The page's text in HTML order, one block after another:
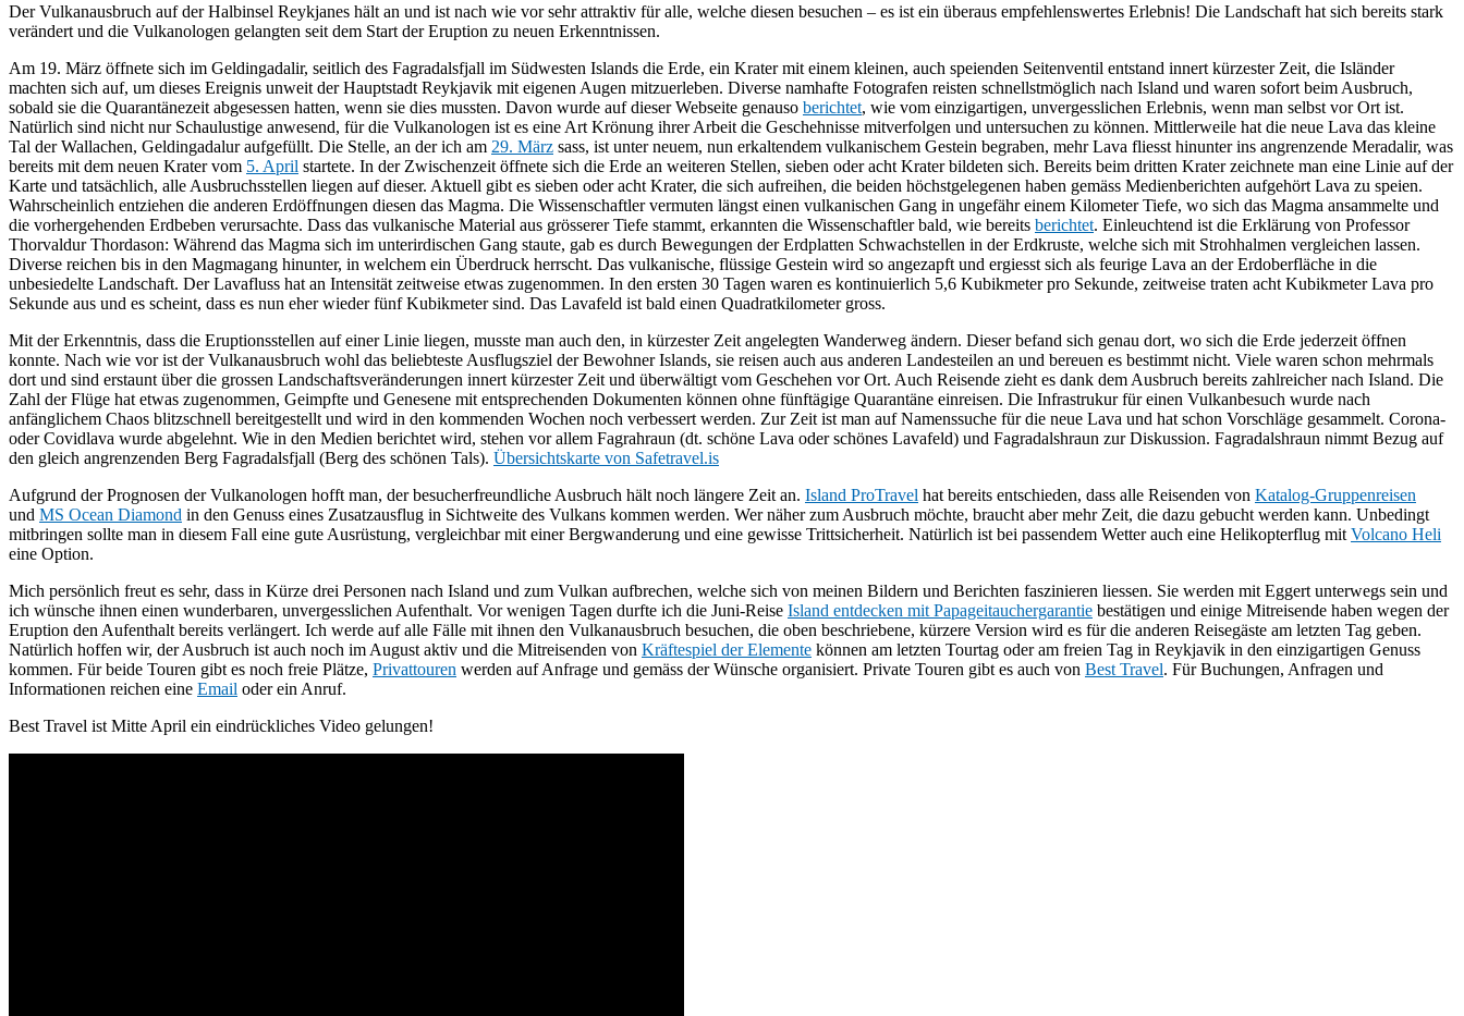
Der Vulkanausbruch auf der Halbinsel Reykjanes hält an und ist nach wie vor sehr attraktiv für alle, welche diesen besuchen – es ist ein überaus empfehlenswertes Erlebnis! Die Landschaft hat sich bereits stark
verändert und die Vulkanologen gelangten seit dem Start der Eruption zu neuen Erkenntnissen.
Am 19. März öffnete sich im Geldingadalir, seitlich des Fagradalsfjall im Südwesten Islands die Erde, ein Krater mit einem kleinen, auch speienden Seitenventil entstand innert kürzester Zeit, die Isländer
machten sich auf, um dieses Ereignis unweit der Hauptstadt Reykjavik mit eigenen Augen mitzuerleben. Diverse namhafte Fotografen reisten schnellstmöglich nach Island und waren sofort beim Ausbruch,
sobald sie die Quarantänezeit abgesessen hatten, wenn sie dies mussten. Davon wurde auf dieser Webseite genauso berichtet, wie vom einzigartigen, unvergesslichen Erlebnis, wenn man selbst vor Ort ist.
Natürlich sind nicht nur Schaulustige anwesend, für die Vulkanologen ist es eine Art Krönung ihrer Arbeit die Geschehnisse mitverfolgen und untersuchen zu können. Mittlerweile hat die neue Lava das kleine
Tal der Wallachen, Geldingadalur aufgefüllt. Die Stelle, an der ich am 29. März sass, ist unter neuem, nun erkaltendem vulkanischem Gestein begraben, mehr Lava fliesst hinunter ins angrenzende Meradalir, was
bereits mit dem neuen Krater vom 5. April startete. In der Zwischenzeit öffnete sich die Erde an weiteren Stellen, sieben oder acht Krater bildeten sich. Bereits beim dritten Krater zeichnete man eine Linie auf der
Karte und tatsächlich, alle Ausbruchsstellen liegen auf dieser. Aktuell gibt es sieben oder acht Krater, die sich aufreihen, die beiden höchstgelegenen haben gemäss Medienberichten aufgehört Lava zu speien.
Wahrscheinlich entziehen die anderen Erdöffnungen diesen das Magma. Die Wissenschaftler vermuten längst einen vulkanischen Gang in ungefähr einem Kilometer Tiefe, wo sich das Magma ansammelte und
die vorhergehenden Erdbeben verursachte. Dass das vulkanische Material aus grösserer Tiefe stammt, erkannten die Wissenschaftler bald, wie bereits berichtet. Einleuchtend ist die Erklärung von Professor
Thorvaldur Thordason: Während das Magma sich im unterirdischen Gang staute, gab es durch Bewegungen der Erdplatten Schwachstellen in der Erdkruste, welche sich mit Strohhalmen vergleichen lassen.
Diverse reichen bis in den Magmagang hinunter, in welchem ein Überdruck herrscht. Das vulkanische, flüssige Gestein wird so angezapft und ergiesst sich als feurige Lava an der Erdoberfläche in die
unbesiedelte Landschaft. Der Lavafluss hat an Intensität zeitweise etwas zugenommen. In den ersten 30 Tagen waren es kontinuierlich 5,6 Kubikmeter pro Sekunde, zeitweise traten acht Kubikmeter Lava pro
Sekunde aus und es scheint, dass es nun eher wieder fünf Kubikmeter sind. Das Lavafeld ist bald einen Quadratkilometer gross.
Mit der Erkenntnis, dass die Eruptionsstellen auf einer Linie liegen, musste man auch den, in kürzester Zeit angelegten Wanderweg ändern. Dieser befand sich genau dort, wo sich die Erde jederzeit öffnen
konnte. Nach wie vor ist der Vulkanausbruch wohl das beliebteste Ausflugsziel der Bewohner Islands, sie reisen auch aus anderen Landesteilen an und bereuen es bestimmt nicht. Viele waren schon mehrmals
dort und sind erstaunt über die grossen Landschaftsveränderungen innert kürzester Zeit und überwältigt vom Geschehen vor Ort. Auch Reisende zieht es dank dem Ausbruch bereits zahlreicher nach Island. Die
Zahl der Flüge hat etwas zugenommen, Geimpfte und Genesene mit entsprechenden Dokumenten können ohne fünftägige Quarantäne einreisen. Die Infrastrukur für einen Vulkanbesuch wurde nach
anfänglichem Chaos blitzschnell bereitgestellt und wird in den kommenden Wochen noch verbessert werden. Zur Zeit ist man auf Namenssuche für die neue Lava und hat schon Vorschläge gesammelt. Corona-
oder Covidlava wurde abgelehnt. Wie in den Medien berichtet wird, stehen vor allem Fagrahraun (dt. schöne Lava oder schönes Lavafeld) und Fagradalshraun zur Diskussion. Fagradalshraun nimmt Bezug auf
den gleich angrenzenden Berg Fagradalsfjall (Berg des schönen Tals). Übersichtskarte von Safetravel.is
Aufgrund der Prognosen der Vulkanologen hofft man, der besucherfreundliche Ausbruch hält noch längere Zeit an. Island ProTravel hat bereits entschieden, dass alle Reisenden von Katalog-Gruppenreisen
und MS Ocean Diamond in den Genuss eines Zusatzausflug in Sichtweite des Vulkans kommen werden. Wer näher zum Ausbruch möchte, braucht aber mehr Zeit, die dazu gebucht werden kann. Unbedingt
mitbringen sollte man in diesem Fall eine gute Ausrüstung, vergleichbar mit einer Bergwanderung und eine gewisse Trittsicherheit. Natürlich ist bei passendem Wetter auch eine Helikopterflug mit Volcano Heli
eine Option.
Mich persönlich freut es sehr, dass in Kürze drei Personen nach Island und zum Vulkan aufbrechen, welche sich von meinen Bildern und Berichten faszinieren liessen. Sie werden mit Eggert unterwegs sein und
ich wünsche ihnen einen wunderbaren, unvergesslichen Aufenthalt. Vor wenigen Tagen durfte ich die Juni-Reise Island entdecken mit Papageitauchergarantie bestätigen und einige Mitreisende haben wegen der
Eruption den Aufenthalt bereits verlängert. Ich werde auf alle Fälle mit ihnen den Vulkanausbruch besuchen, die oben beschriebene, kürzere Version wird es für die anderen Reisegäste am letzten Tag geben.
Natürlich hoffen wir, der Ausbruch ist auch noch im August aktiv und die Mitreisenden von Kräftespiel der Elemente können am letzten Tourtag oder am freien Tag in Reykjavik in den einzigartigen Genuss
kommen. Für beide Touren gibt es noch freie Plätze, Privattouren werden auf Anfrage und gemäss der Wünsche organisiert. Private Touren gibt es auch von Best Travel. Für Buchungen, Anfragen und
Informationen reichen eine Email oder ein Anruf.
Best Travel ist Mitte April ein eindrückliches Video gelungen!